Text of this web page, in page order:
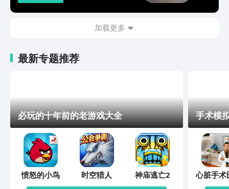
加载更多
最新专题推荐
必玩的十年前的老游戏大全
愤怒的小鸟 时空猎人
神庙逃亡2
手术模
心脏手术
模拟